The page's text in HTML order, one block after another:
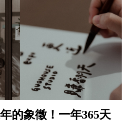
的象徵！一年365天